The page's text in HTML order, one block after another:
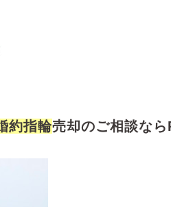
約指輪売却のご相談な